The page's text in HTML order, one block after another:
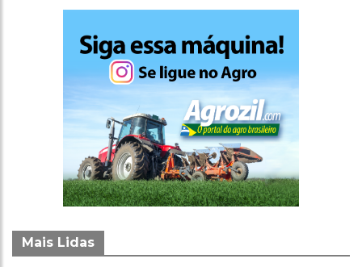
Mais Lidas